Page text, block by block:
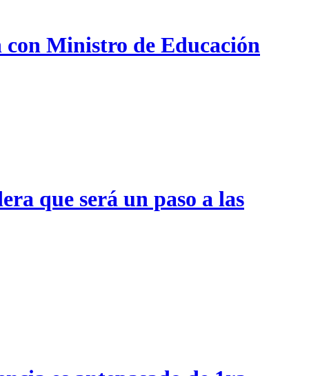
Ministro de Educación
que será un paso a las